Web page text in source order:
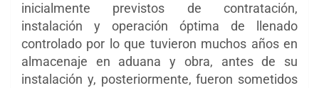
inicialmente previstos de contratación,
instalación y operación óptima de llenado
controlado por lo que tuvieron muchos años en
almacenaje en aduana y obra, antes de su
instalación y, posteriormente, fueron sometidos